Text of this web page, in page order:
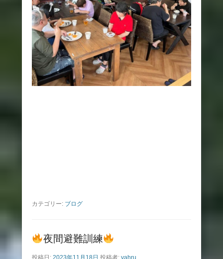
カテゴリー: ブログ
夜間避難訓練
投稿日: 2023年11月18日 投稿者: yahru